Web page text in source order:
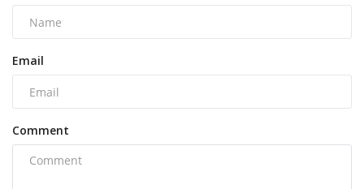
Email
Comment